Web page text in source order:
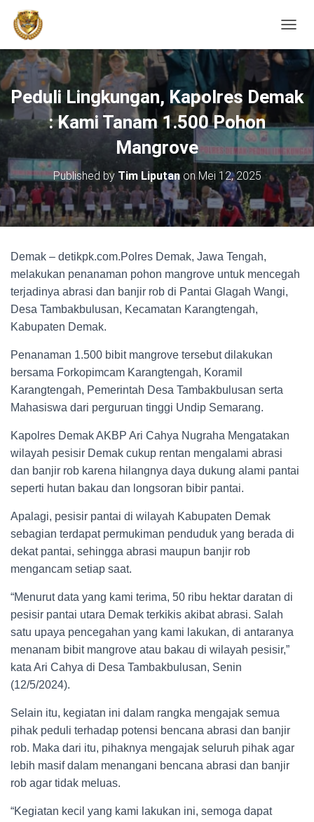
Peduli Lingkungan, Kapolres Demak
: Kami Tanam 1.500 Pohon
Mangrove
Published by Tim LiputanonMei 12, 2025
Demak – detikpk.com.Polres Demak, Jawa Tengah,
melakukan penanaman pohon mangrove untuk mencegah
terjadinya abrasi dan banjir rob di Pantai Glagah Wangi,
Desa Tambakbulusan, Kecamatan Karangtengah,
Kabupaten Demak.
Penanaman 1.500 bibit mangrove tersebut dilakukan
bersama Forkopimcam Karangtengah, Koramil
Karangtengah, Pemerintah Desa Tambakbulusan serta
Mahasiswa dari perguruan tinggi Undip Semarang.
Kapolres Demak AKBP Ari Cahya Nugraha Mengatakan
wilayah pesisir Demak cukup rentan mengalami abrasi
dan banjir rob karena hilangnya daya dukung alami pantai
seperti hutan bakau dan longsoran bibir pantai.
Apalagi, pesisir pantai di wilayah Kabupaten Demak
sebagian terdapat permukiman penduduk yang berada di
dekat pantai, sehingga abrasi maupun banjir rob
mengancam setiap saat.
“Menurut data yang kami terima, 50 ribu hektar daratan di
pesisir pantai utara Demak terkikis akibat abrasi. Salah
satu upaya pencegahan yang kami lakukan, di antaranya
menanam bibit mangrove atau bakau di wilayah pesisir,”
kata Ari Cahya di Desa Tambakbulusan, Senin
(12/5/2024).
Selain itu, kegiatan ini dalam rangka mengajak semua
pihak peduli terhadap potensi bencana abrasi dan banjir
rob. Maka dari itu, pihaknya mengajak seluruh pihak agar
lebih masif dalam menangani bencana abrasi dan banjir
rob agar tidak meluas.
“Kegiatan kecil yang kami lakukan ini, semoga dapat